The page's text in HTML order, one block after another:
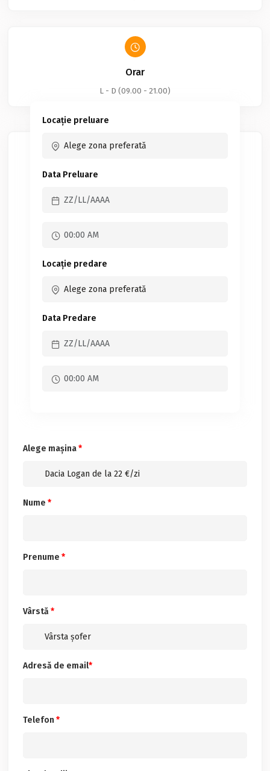
Orar
L - D (09.00 - 21.00)
Locație preluare
Data Preluare
Locație predare
Data Predare
Alege mașina*
Nume *
Prenume *
Vârstă *
Adresă de email*
Telefon *